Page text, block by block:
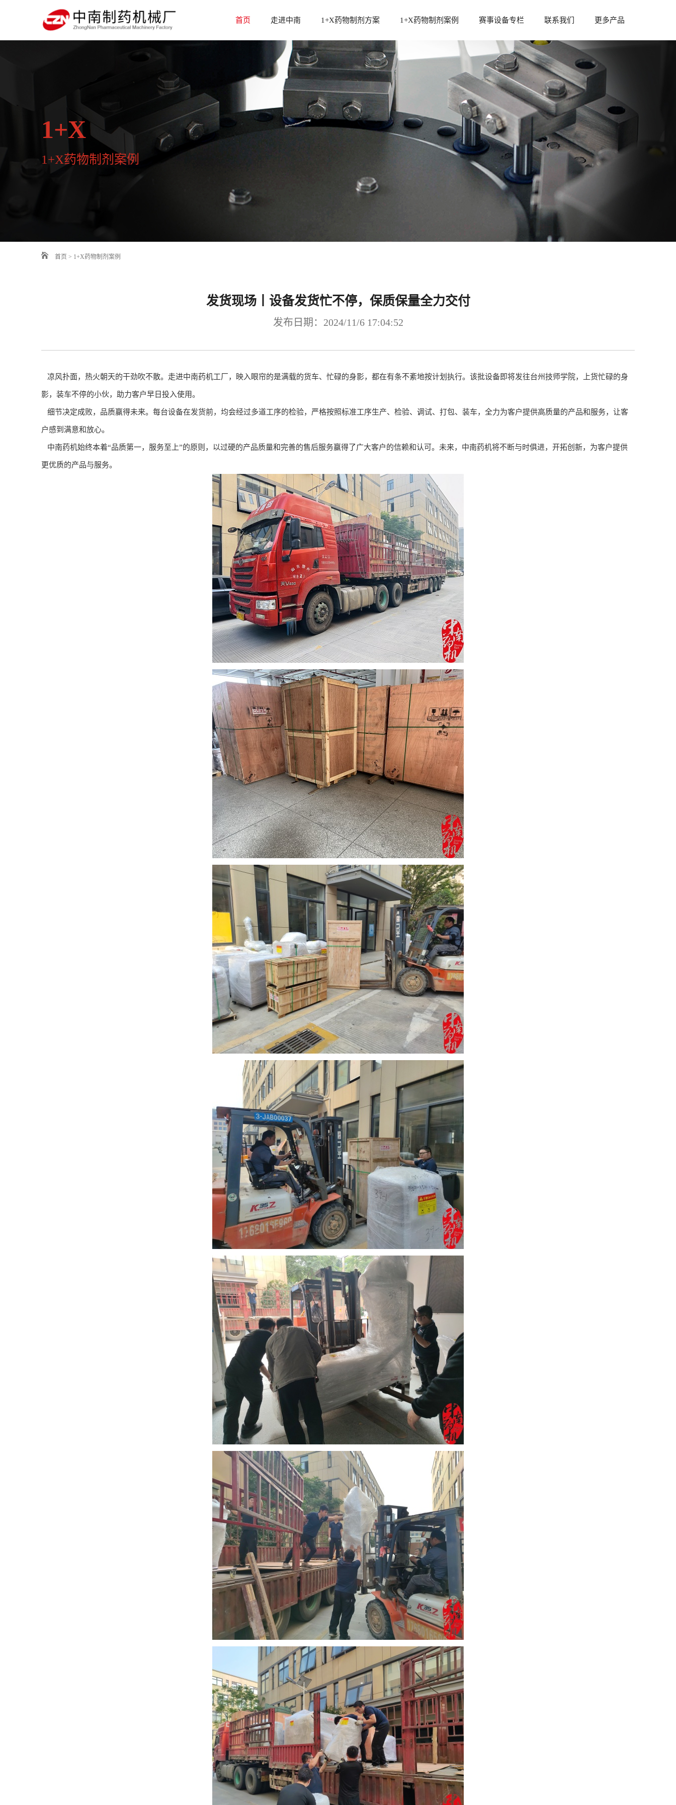
首页 走进中南
中南介绍
发展历程
资质荣誉
中南制药机械厂总部座落在长沙市国家高
新技术产业区，是获得国家创新基金支持
1+X药物制剂方案
1+x方案设计及标准配置
1+x固体制剂设备方案
1+x液体制剂设备方案
后段整体包装设备
冻干粉针剂生产线
辅助设备
中南药机提供的“1+X”药物制剂设备方
案，包含固体制剂设备方案、液体制剂设
备方案，均可满足“1+X”药物制剂设备要
1+X药物制剂案例 赛事设备专栏
参与赛事
赛事资料
赛事设备
赛事资讯
赛事合作
中南药机曾参与多省市制药行业制药技能
比赛，为各比赛赛事提供赛事设备及技术
支持，拥有丰富赛事承办经验，可提供赛
事举办合作支持...
联系我们 更多产品
1+X
1+X药物制剂案例
首页 > 1+X药物制剂案例
发货现场丨设备发货忙不停，保质保量全力交付
发布日期：2024/11/6 17:04:52
凉风扑面，热火朝天的干劲吹不散。走进中南药机工厂，映入眼帘的是满载的货车、忙碌的身影，都在有条不紊地按计划执行。该批设备即将发往台州技师学院，上货忙碌的身
影，装车不停的小伙，助力客户早日投入使用。
细节决定成败，品质赢得未来。每台设备在发货前，均会经过多道工序的检验，严格按照标准工序生产、检验、调试、打包、装车，全力为客户提供高质量的产品和服务，让客
户感到满意和放心。
中南药机始终本着“品质第一，服务至上”的原则，以过硬的产品质量和完善的售后服务赢得了广大客户的信赖和认可。未来，中南药机将不断与时俱进，开拓创新，为客户提供
更优质的产品与服务。